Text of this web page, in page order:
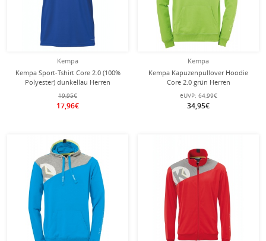
Kempa
Kempa Sport-Tshirt Core 2.0 (100%
Polyester) dunkellau Herren
19,95€
17,96€
Kempa
Kempa Kapuzenpullover Hoodie
Core 2.0 grün Herren
eUVP: 64,99€
34,95€